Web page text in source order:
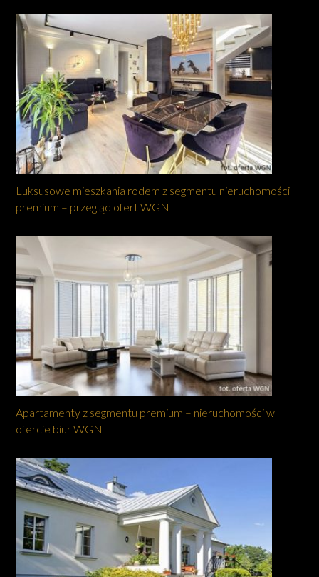
Luksusowe mieszkania rodem z segmentu nieruchomości
premium – przegląd ofert WGN
Apartamenty z segmentu premium – nieruchomości w
ofercie biur WGN